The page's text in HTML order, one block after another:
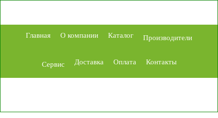
Главная О компании Каталог Производители
Сервис Доставка Оплата Контакты